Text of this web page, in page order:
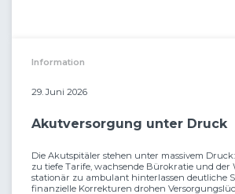
Information
29. Juni 2026
Akutversorgung unter Druck
Die Akutspitäler stehen unter massivem
zu tiefe Tarife, wachsende Bürokratie und der
stationär zu ambulant hinterlassen deutliche
finanzielle Korrekturen drohen